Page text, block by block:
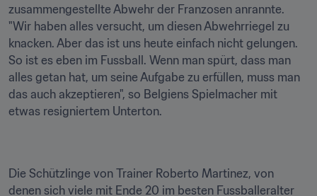
zusammengestellte Abwehr der Franzosen anrannte.
"Wir haben alles versucht, um diesen Abwehrriegel zu
knacken. Aber das ist uns heute einfach nicht gelungen.
So ist es eben im Fussball. Wenn man spürt, dass man
alles getan hat, um seine Aufgabe zu erfüllen, muss man
das auch akzeptieren", so Belgiens Spielmacher mit
etwas resigniertem Unterton.
Die Schützlinge von Trainer Roberto Martinez, von
denen sich viele mit Ende 20 im besten Fussballeralter